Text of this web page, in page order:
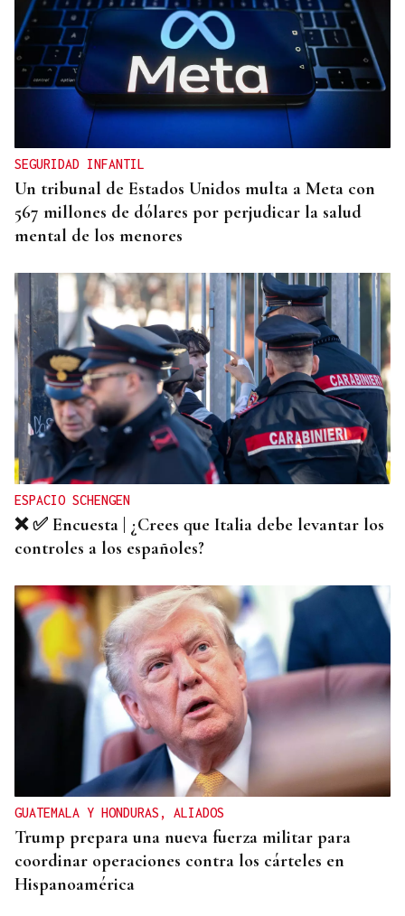
O AFIADOR
Un día haberá autobuses
SEGURIDAD INFANTIL
Un tribunal de Estados Unidos multa a Meta con
567 millones de dólares por perjudicar la salud
mental de los menores
ESPACIO SCHENGEN
❌ ✅ Encuesta | ¿Crees que Italia debe levantar los
controles a los españoles?
GUATEMALA Y HONDURAS, ALIADOS
Trump prepara una nueva fuerza militar para
coordinar operaciones contra los cárteles en
Hispanoamérica